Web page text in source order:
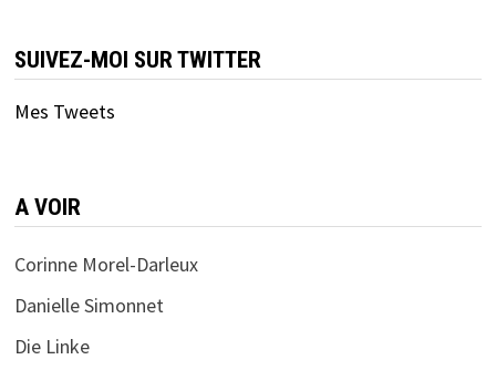
SUIVEZ-MOI SUR TWITTER
Mes Tweets
A VOIR
Corinne Morel-Darleux
Danielle Simonnet
Die Linke